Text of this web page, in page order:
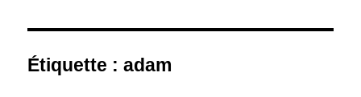
Étiquette :adam